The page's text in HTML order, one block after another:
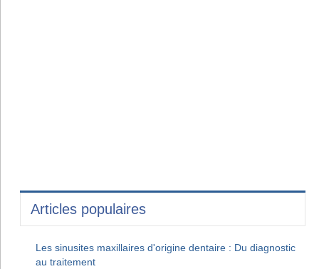
Articles populaires
Les sinusites maxillaires d'origine dentaire : Du diagnostic
au traitement